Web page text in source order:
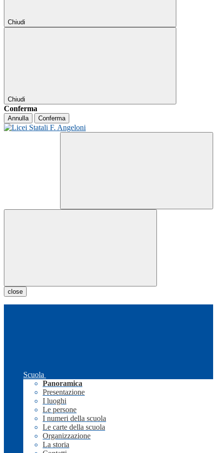
Chiudi
Chiudi
Conferma
Annulla Conferma
close
Scuola
Panoramica
Presentazione
I luoghi
Le persone
I numeri della scuola
Le carte della scuola
Organizzazione
La storia